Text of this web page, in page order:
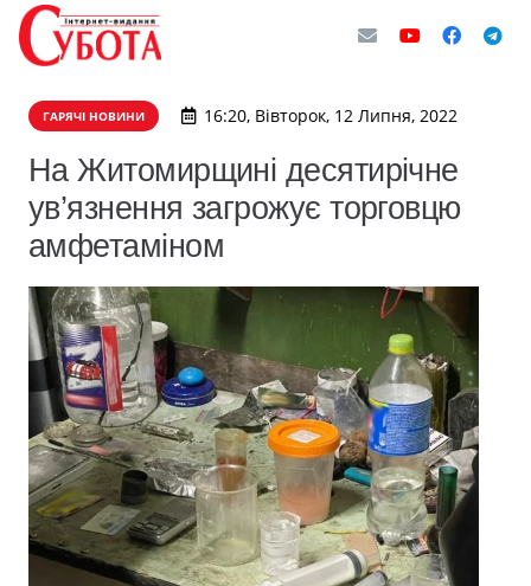
ГАРЯЧІ НОВИНИ 16:20, Вівторок, 12 Липня, 2022
На Житомирщині десятирічне
ув’язнення загрожує торговцю
амфетаміном